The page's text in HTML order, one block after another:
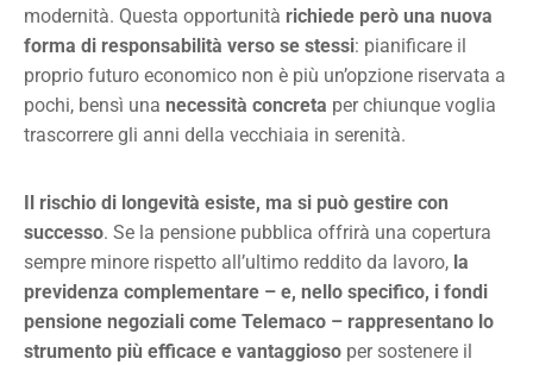
modernità. Questa opportunità richiede però una nuova
forma di responsabilità verso se stessi: pianificare il
proprio futuro economico non è più un’opzione riservata a
pochi, bensì una necessità concreta per chiunque voglia
trascorrere gli anni della vecchiaia in serenità.
Il rischio di longevità esiste, ma si può gestire con
successo. Se la pensione pubblica offrirà una copertura
sempre minore rispetto all’ultimo reddito da lavoro, la
previdenza complementare – e, nello specifico, i fondi
pensione negoziali come Telemaco – rappresentano lo
strumento più efficace e vantaggioso per sostenere il